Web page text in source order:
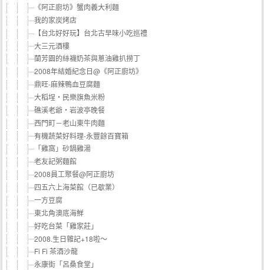
《阿正廚坊》蟹肉義大利麵
我的家炭烤店
【台北好好玩】台北古早味小吃巡禮
大三元酒樓
蘭芳園的絲襪奶茶與蔥油雞扒撈丁
2008年結婚紀念日@《阿正廚坊》
鼎旺-麻辣鴨血豆腐麵
大稻埕‧民樂旗魚米粉
礁溪老爺‧岩波亭晚餐
西門町－老山東牛肉麵
有機蔬菜好料理-永豐餘百寶箱
「雞窩」砂鍋雞湯
老友記粥麵館
2008員工聚餐@阿正廚坊
四五六上海菜館（已歇業）
一方豆腐
東北角澳底海鮮
好吃台菜「雞家莊」
2008.生日雜記+18啦～
Fi Fi 茶酒沙龍
永康街「呂桑食堂」